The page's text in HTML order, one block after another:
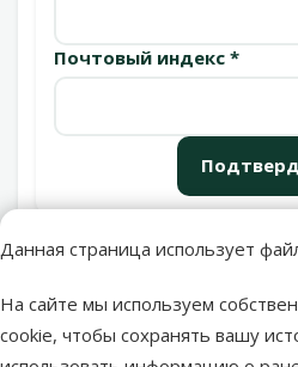
Данная страница использует
На сайте мы используем
cookie, чтобы сохранять вашу
Почтовый индекс *
Latvijas Pasts пакомат